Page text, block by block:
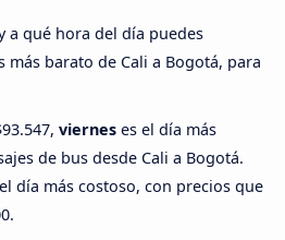
a qué hora del día puedes
más barato de Cali a Bogotá, para
viernes es el día más
de bus desde Cali a Bogotá.
día más costoso, con precios que